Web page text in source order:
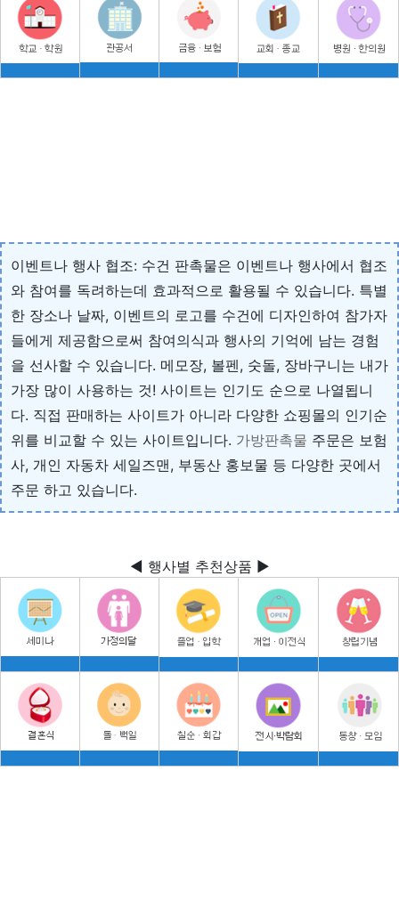
이벤트나 행사 협조: 수건 판촉물은 이벤트나 행사에서 협조
와 참여를 독려하는데 효과적으로 활용될 수 있습니다. 특별
한 장소나 날짜, 이벤트의 로고를 수건에 디자인하여 참가자
들에게 제공함으로써 참여의식과 행사의 기억에 남는 경험
을 선사할 수 있습니다. 메모장, 볼펜, 숫돌, 장바구니는 내가
가장 많이 사용하는 것! 사이트는 인기도 순으로 나열됩니
다. 직접 판매하는 사이트가 아니라 다양한 쇼핑몰의 인기순
위를 비교할 수 있는 사이트입니다. 가방판촉물 주문은 보험
사, 개인 자동차 세일즈맨, 부동산 홍보물 등 다양한 곳에서
주문 하고 있습니다.
◀ 행사별 추천상품 ▶